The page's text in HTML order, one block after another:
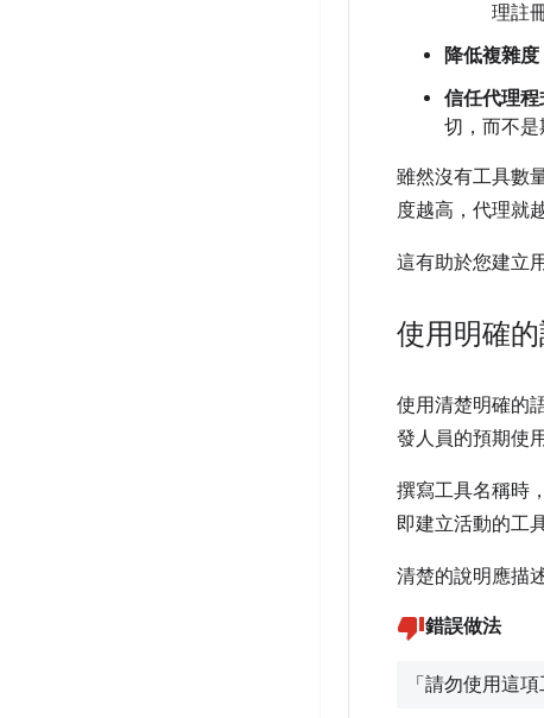
理註
降低複雜度
信任代理
切，而不是
雖然沒有工具數
度越高，代理就
這有助於您建立
使用明確
使用清楚明確的
發人員的預期使
撰寫工具名稱時
即建立活動的工
清楚的說明應描
錯誤做法
「請勿使用這